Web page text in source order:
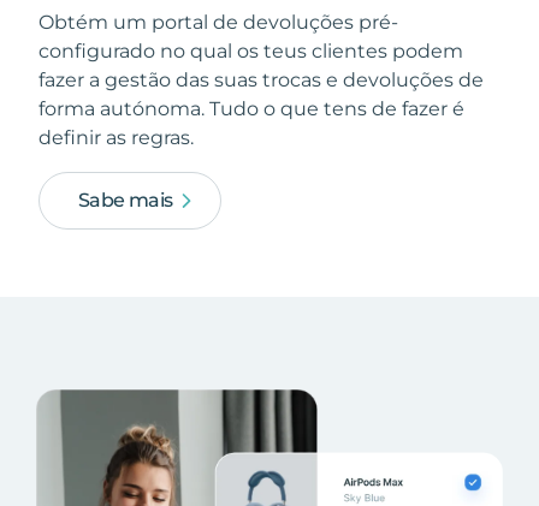
Obtém um portal de devoluções pré-
configurado no qual os teus clientes podem
fazer a gestão das suas trocas e devoluções de
forma autónoma. Tudo o que tens de fazer é
definir as regras.
Sabe mais